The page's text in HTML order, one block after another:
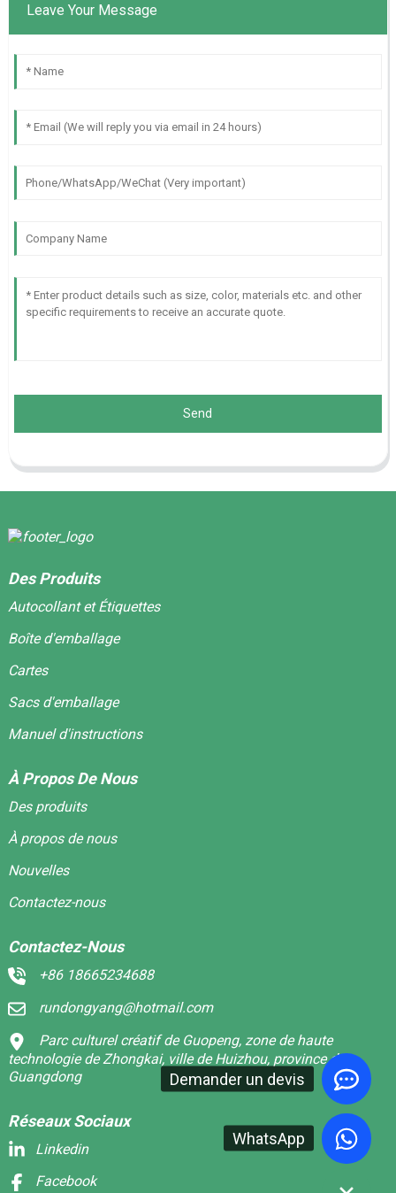
Demander un devis
WhatsApp
Leave Your Message
Send
Des Produits
Autocollant et Étiquettes
Boîte d'emballage
Cartes
Sacs d'emballage
Manuel d'instructions
À Propos De Nous
Des produits
À propos de nous
Nouvelles
Contactez-nous
Contactez-Nous
+86 18665234688
rundongyang@hotmail.com
Parc culturel créatif de Guopeng, zone de haute
technologie de Zhongkai, ville de Huizhou, province du
Guangdong
Réseaux Sociaux
Linkedin
Facebook